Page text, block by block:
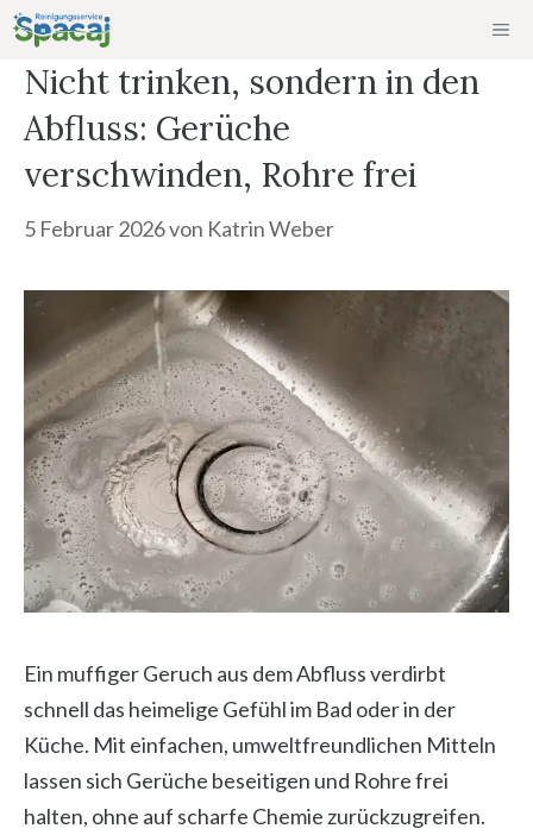
Zum
Inhalt
springen
Nicht trinken, sondern in den
Abfluss: Gerüche
verschwinden, Rohre frei
5 Februar 2026von Katrin Weber
Ein muffiger Geruch aus dem Abfluss verdirbt
schnell das heimelige Gefühl im Bad oder in der
Küche. Mit einfachen, umweltfreundlichen Mitteln
lassen sich Gerüche beseitigen und Rohre frei
halten, ohne auf scharfe Chemie zurückzugreifen.